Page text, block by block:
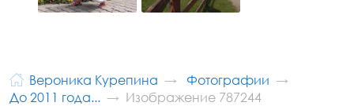
Вероника Курепина
Фотографии
До 2011 года...
Изображение 787244